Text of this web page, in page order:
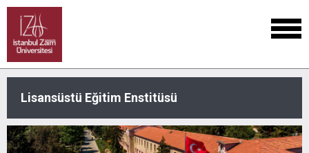
Lisansüstü Eğitim Enstitüsü